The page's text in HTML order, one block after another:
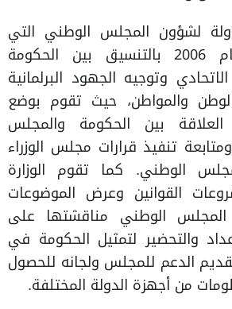
لشؤون المجلس الوطني التي
تأسست في العام 2006 بالتنسيق بين الحكومة
وتوجيه الجهود البرلمانية
والمواطن، حيث تقوم بوضع
العلاقة بين الحكومة والمجلس
تنفيذ قرارات مجلس الوزراء
الوطني. كما تقوم الوزارة
القوانين وعرض الموضوعات
المجلس الوطني مناقشتها على
والتحضير لتمثيل الحكومة في
الدعم للمجلس ولجانه للحصول
من أجهزة الدولة المختلفة.